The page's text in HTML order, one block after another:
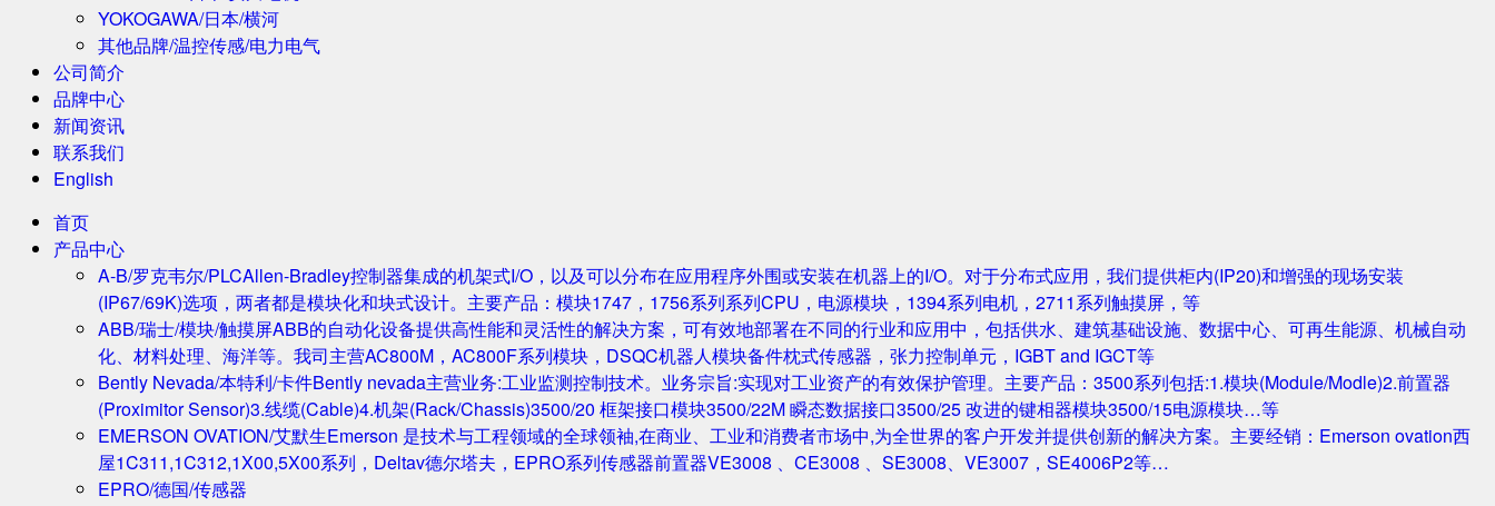
YOKOGAWA/日本/横河
其他品牌/温控传感/电力电气
公司简介
品牌中心
新闻资讯
联系我们
English
首页
产品中心
A-B/罗克韦尔/PLCAllen-Bradley控制器集成的机架式I/O，以及可以分布在应用程序外围或安装在机器上的I/O。对于分布式应用，我们提供柜内(IP20)和增强的现场安装
(IP67/69K)选项，两者都是模块化和块式设计。主要产品：模块1747，1756系列系列CPU，电源模块，1394系列电机，2711系列触摸屏，等
ABB/瑞士/模块/触摸屏ABB的自动化设备提供高性能和灵活性的解决方案，可有效地部署在不同的行业和应用中，包括供水、建筑基础设施、数据中心、可再生能源、机械自动
化、材料处理、海洋等。我司主营AC800M，AC800F系列模块，DSQC机器人模块备件枕式传感器，张力控制单元，IGBT and IGCT等
Bently Nevada/本特利/卡件Bently nevada主营业务:工业监测控制技术。业务宗旨:实现对工业资产的有效保护管理。主要产品：3500系列包括:1.模块(Module/Modle)2.前置器
(Proximitor Sensor)3.线缆(Cable)4.机架(Rack/Chassis)3500/20 框架接口模块3500/22M 瞬态数据接口3500/25 改进的键相器模块3500/15电源模块…等
EMERSON OVATION/艾默生Emerson 是技术与工程领域的全球领袖,在商业、工业和消费者市场中,为全世界的客户开发并提供创新的解决方案。主要经销：Emerson ovation西
屋1C311,1C312,1X00,5X00系列，Deltav德尔塔夫，EPRO系列传感器前置器VE3008 、CE3008 、SE3008、VE3007，SE4006P2等…
EPRO/德国/传感器